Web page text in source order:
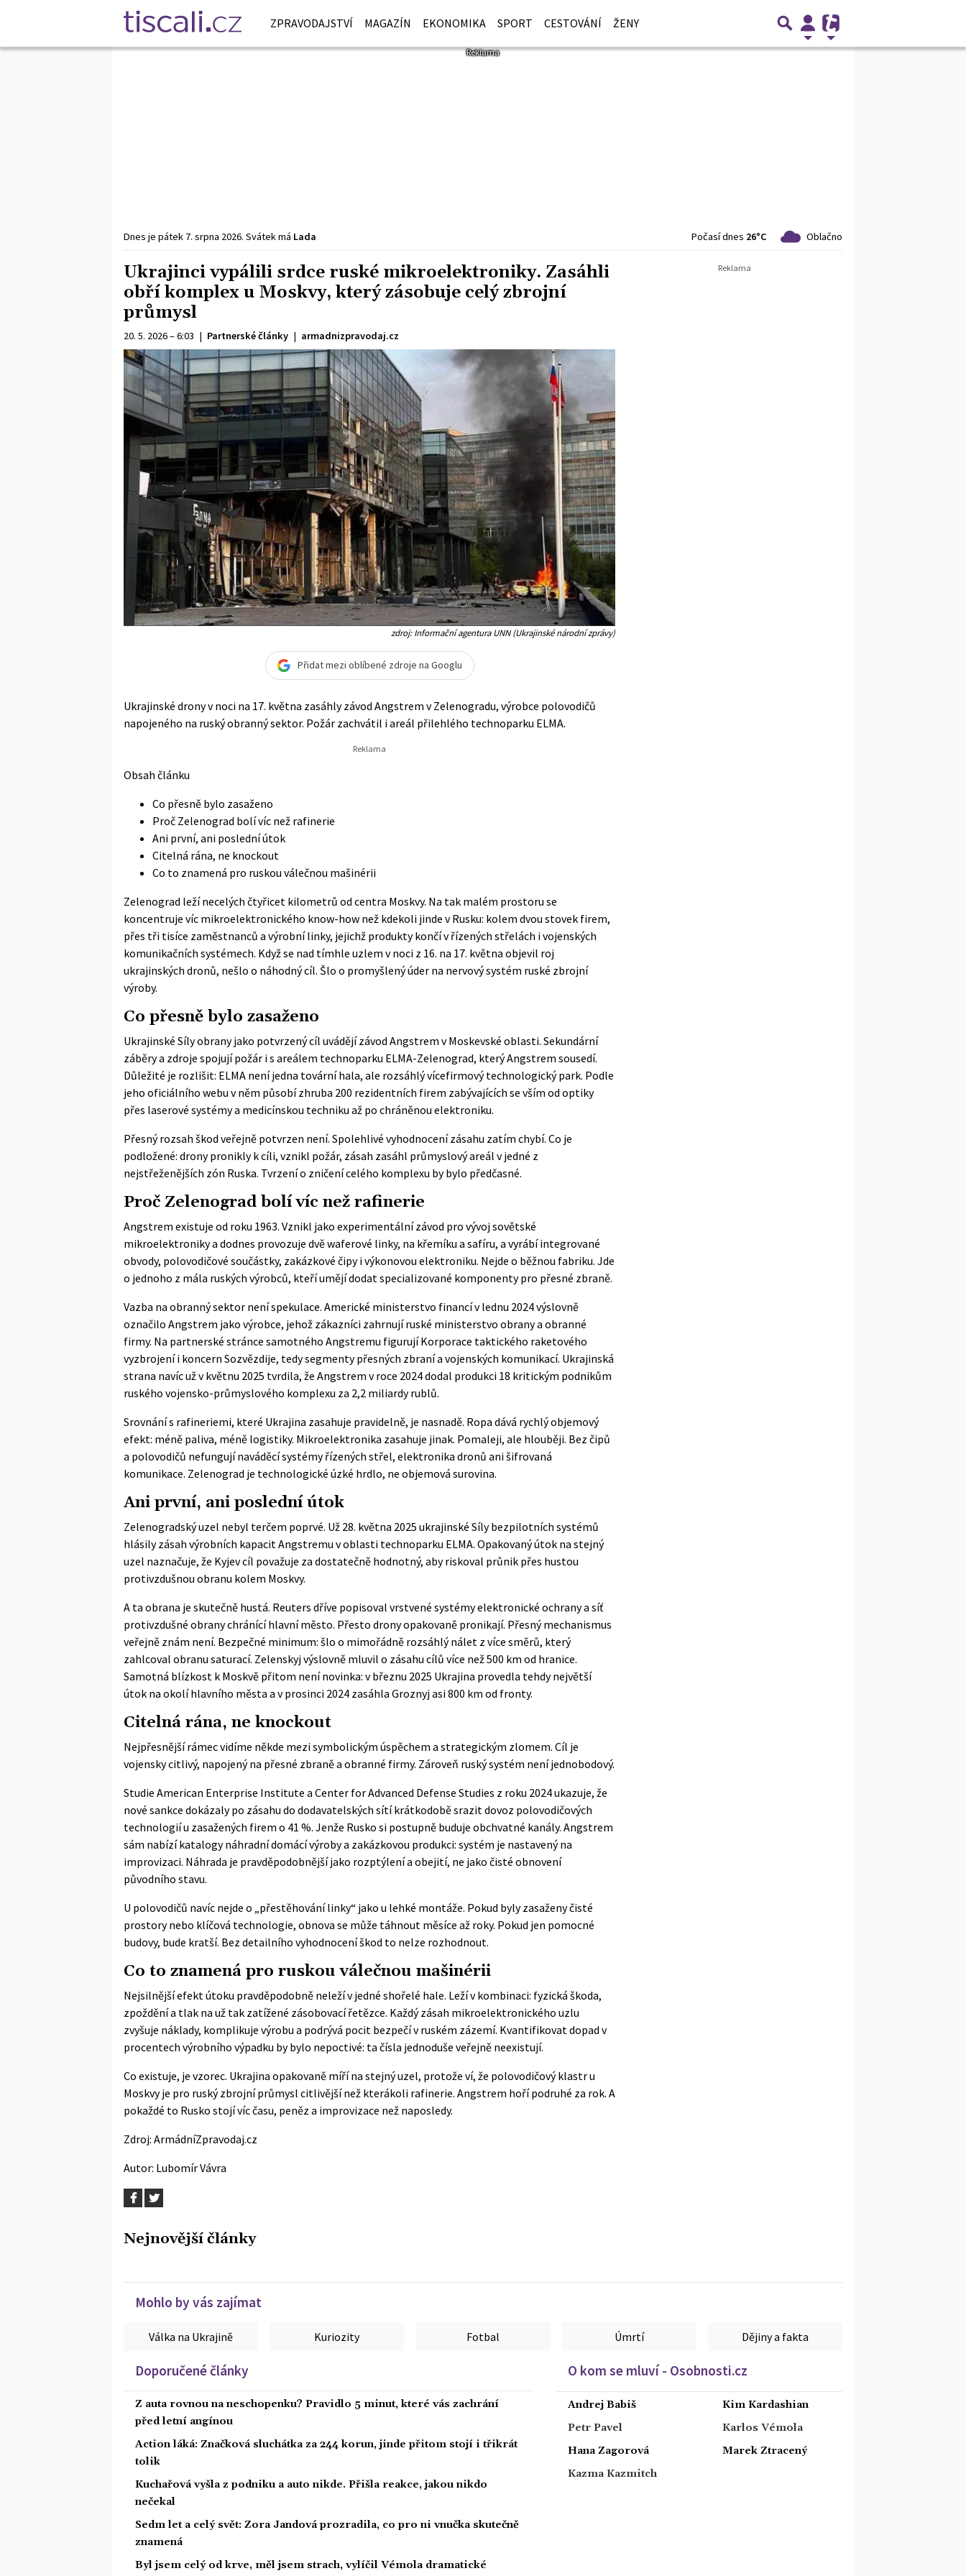
ZPRAVODAJSTVÍ MAGAZÍN EKONOMIKA SPORT CESTOVÁNÍ ŽENY
Dnes je pátek 7. srpna 2026. Svátek má Lada Počasí dnes 26°C Oblačno
Ukrajinci vypálili srdce ruské mikroelektroniky. Zasáhli
obří komplex u Moskvy, který zásobuje celý zbrojní
průmysl
20. 5. 2026 – 6:03 | Partnerské články | armadnizpravodaj.cz
zdroj: Informační agentura UNN (Ukrajinské národní zprávy)
Přidat mezi oblíbené zdroje na Googlu
Ukrajinské drony v noci na 17. května zasáhly závod Angstrem v Zelenogradu, výrobce polovodičů
napojeného na ruský obranný sektor. Požár zachvátil i areál přilehlého technoparku ELMA.
Obsah článku
Co přesně bylo zasaženo
Proč Zelenograd bolí víc než rafinerie
Ani první, ani poslední útok
Citelná rána, ne knockout
Co to znamená pro ruskou válečnou mašinérii
Zelenograd leží necelých čtyřicet kilometrů od centra Moskvy. Na tak malém prostoru se
koncentruje víc mikroelektronického know-how než kdekoli jinde v Rusku: kolem dvou stovek firem,
přes tři tisíce zaměstnanců a výrobní linky, jejichž produkty končí v řízených střelách i vojenských
komunikačních systémech. Když se nad tímhle uzlem v noci z 16. na 17. května objevil roj
ukrajinských dronů, nešlo o náhodný cíl. Šlo o promyšlený úder na nervový systém ruské zbrojní
výroby.
Co přesně bylo zasaženo
Ukrajinské Síly obrany jako potvrzený cíl uvádějí závod Angstrem v Moskevské oblasti. Sekundární
záběry a zdroje spojují požár i s areálem technoparku ELMA-Zelenograd, který Angstrem sousedí.
Důležité je rozlišit: ELMA není jedna tovární hala, ale rozsáhlý vícefirmový technologický park. Podle
jeho oficiálního webu v něm působí zhruba 200 rezidentních firem zabývajících se vším od optiky
přes laserové systémy a medicínskou techniku až po chráněnou elektroniku.
Přesný rozsah škod veřejně potvrzen není. Spolehlivé vyhodnocení zásahu zatím chybí. Co je
podložené: drony pronikly k cíli, vznikl požár, zásah zasáhl průmyslový areál v jedné z
nejstřeženějších zón Ruska. Tvrzení o zničení celého komplexu by bylo předčasné.
Proč Zelenograd bolí víc než rafinerie
Angstrem existuje od roku 1963. Vznikl jako experimentální závod pro vývoj sovětské
mikroelektroniky a dodnes provozuje dvě waferové linky, na křemíku a safíru, a vyrábí integrované
obvody, polovodičové součástky, zakázkové čipy i výkonovou elektroniku. Nejde o běžnou fabriku. Jde
o jednoho z mála ruských výrobců, kteří umějí dodat specializované komponenty pro přesné zbraně.
Vazba na obranný sektor není spekulace. Americké ministerstvo financív lednu 2024 výslovně
označilo Angstrem jako výrobce, jehož zákazníci zahrnují ruské ministerstvo obrany a obranné
firmy. Na partnerské stránce samotného Angstre­mu figurují Korporace taktického raketového
vyzbrojení i koncern Sozvězdije, tedy segmenty přesných zbraní a vojenských komunikací. Ukrajinská
strana navíc už v květnu 2025 tvrdila, že Angstrem v roce 2024 dodal produkci 18 kritickým podnikům
ruského vojensko-průmyslového komplexu za 2,2 miliardy rublů.
Srovnání s rafineriemi, které Ukrajina zasahuje pravidelně, je nasnadě. Ropa dává rychlý objemový
efekt: méně paliva, méně logistiky. Mikroelektronika zasahuje jinak. Pomaleji, ale hlouběji. Bez čipů
a polovodičů nefungují naváděcí systémy řízených střel, elektronika dronů ani šifrovaná
komunikace. Zelenograd je technologické úzké hrdlo, ne objemová surovina.
Ani první, ani poslední útok
Zelenogradský uzel nebyl terčem poprvé. Už 28. května 2025 ukrajinské Síly bezpilotních systémů
hlásily zásah výrobních kapacit Angstre­mu v oblasti technoparku ELMA. Opakovaný útok na stejný
uzel naznačuje, že Kyjev cíl považuje za dostatečně hodnotný, aby riskoval průnik přes hustou
protivzdušnou obranu kolem Moskvy.
A ta obrana je skutečně hustá. Reuters dříve popisoval vrstvené systémy elektronické ochrany a síť
protivzdušné obrany chránící hlavní město. Přesto drony opakovaně pronikají. Přesný mechanismus
veřejně znám není. Bezpečné minimum: šlo o mimořádně rozsáhlý nálet z více směrů, který
zahlcoval obranu saturací. Zelenskyj výslovně mluvil o zásahu cílů více než 500 km od hranice.
Samotná blízkost k Moskvě přitom není novinka: v březnu 2025 Ukrajina provedla tehdy největší
útok na okolí hlavního města a v prosinci 2024 zasáhla Groznyj asi 800 km od fronty.
Citelná rána, ne knockout
Nejpřesnější rámec vidíme někde mezi symbolickým úspěchem a strategickým zlomem. Cíl je
vojensky citlivý, napojený na přesné zbraně a obranné firmy. Zároveň ruský systém není jednobodový.
Studie American Enterprise Institute a Center for Advanced Defense Studies z roku 2024 ukazuje, že
nové sankce dokázaly po zásahu do dodavatelských sítí krátkodobě srazit dovoz polovodičových
technologií u zasažených firem o 41 %. Jenže Rusko si postupně buduje obchvatné kanály. Angstrem
sám nabízí katalogy náhradní domácí výroby a zakázkovou produkci: systém je nastavený na
improvizaci. Náhrada je pravděpodobnější jako rozptýlení a obejití, ne jako čisté obnovení
původního stavu.
U polovodičů navíc nejde o „přestěhování linky“ jako u lehké montáže. Pokud byly zasaženy čisté
prostory nebo klíčová technologie, obnova se může táhnout měsíce až roky. Pokud jen pomocné
budovy, bude kratší. Bez detailního vyhodnocení škod to nelze rozhodnout.
Co to znamená pro ruskou válečnou mašinérii
Nejsilnější efekt útoku pravděpodobně neleží v jedné shořelé hale. Leží v kombinaci: fyzická škoda,
zpoždění a tlak na už tak zatížené zásobovací řetězce. Každý zásah mikroelektronického uzlu
zvyšuje náklady, komplikuje výrobu a podrývá pocit bezpečí v ruském zázemí. Kvantifikovat dopad v
procentech výrobního výpadku by bylo nepoctivé: ta čísla jednoduše veřejně neexistují.
Co existuje, je vzorec. Ukrajina opakovaně míří na stejný uzel, protože ví, že polovodičový klastr u
Moskvy je pro ruský zbrojní průmysl citlivější než kterákoli rafinerie. Angstrem hoří podruhé za rok. A
pokaždé to Rusko stojí víc času, peněz a improvizace než naposledy.
Zdroj: ArmádníZpravodaj.cz
Autor: Lubomír Vávra
Nejnovější články
Mohlo by vás zajímat
Válka na Ukrajině Kuriozity Fotbal Úmrtí Dějiny a fakta
Doporučené články
Z auta rovnou na neschopenku? Pravidlo 5 minut, které vás zachrání
před letní angínou
Action láká: Značková sluchátka za 244 korun, jinde přitom stojí i třikrát
tolik
Kuchařová vyšla z podniku a auto nikde. Přišla reakce, jakou nikdo
nečekal
Sedm let a celý svět: Zora Jandová prozradila, co pro ni vnučka skutečně
znamená
Byl jsem celý od krve, měl jsem strach, vylíčil Vémola dramatické
O kom se mluví - Osobnosti.cz
Andrej Babiš
Petr Pavel
Hana Zagorová
Kazma Kazmitch
Kim Kardashian
Karlos Vémola
Marek Ztracený